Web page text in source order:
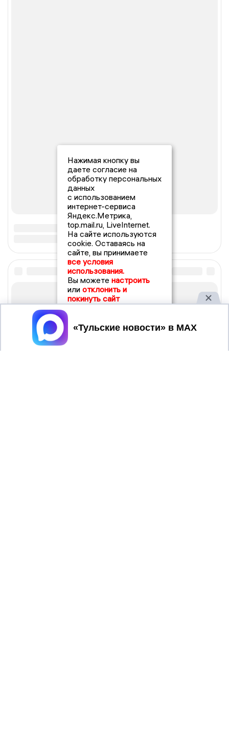
Нажимая кнопку вы
даете согласие на
обработку персональных
данных
с использованием
интернет-сервиса
Яндекс.Метрика,
top.mail.ru, LiveInternet.
На сайте используются
cookie. Оставаясь на
сайте, вы принимаете
все условия
использования.
Вы можете настроить
или отклонить и
покинуть сайт
Принять